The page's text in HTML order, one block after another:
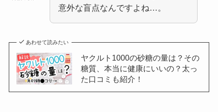
意外な盲点なんですよね…。
あわせて読みたい
ヤクルト1000の砂糖の量は？その
糖質、本当に健康にいいの？太っ
た口コミも紹介！